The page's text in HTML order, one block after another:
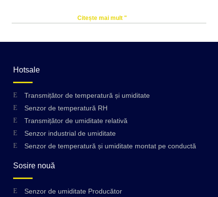
Citește mai mult "
Hotsale
Transmițător de temperatură și umiditate
Senzor de temperatură RH
Transmițător de umiditate relativă
Senzor industrial de umiditate
Senzor de temperatură și umiditate montat pe conductă
Sosire nouă
Senzor de umiditate Producător